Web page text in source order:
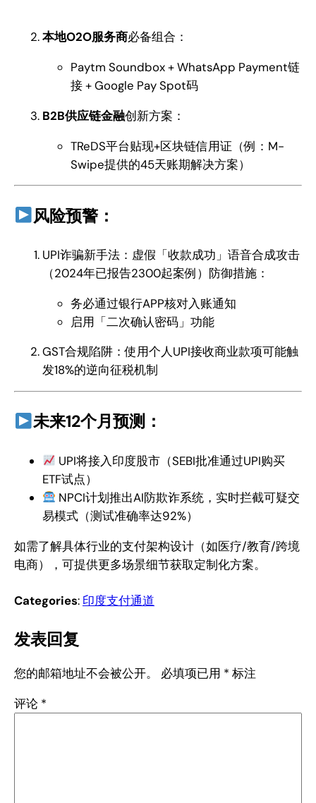
本地O2O服务商必备组合：
Paytm Soundbox + WhatsApp Payment链
接 + Google Pay Spot码
B2B供应链金融创新方案：
TReDS平台贴现+区块链信用证（例：M-
Swipe提供的45天账期解决方案）
风险预警：
UPI诈骗新手法：虚假「收款成功」语音合成攻击
（2024年已报告2300起案例）防御措施：
务必通过银行APP核对入账通知
启用「二次确认密码」功能
GST合规陷阱：使用个人UPI接收商业款项可能触
发18%的逆向征税机制
未来12个月预测：
UPI将接入印度股市（SEBI批准通过UPI购买
ETF试点）
NPCI计划推出AI防欺诈系统，实时拦截可疑交
易模式（测试准确率达92%）
如需了解具体行业的支付架构设计（如医疗/教育/跨境
电商），可提供更多场景细节获取定制化方案。
Categories: 印度支付通道
发表回复
您的邮箱地址不会被公开。 必填项已用 * 标注
评论 *